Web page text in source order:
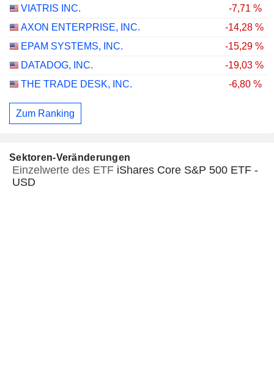
VIATRIS INC.
-7,71 %
AXON ENTERPRISE, INC.
-14,28 %
EPAM SYSTEMS, INC.
-15,29 %
DATADOG, INC.
-19,03 %
THE TRADE DESK, INC.
-6,80 %
Zum Ranking
Sektoren-Veränderungen
Einzelwerte des ETF iShares Core S&P 500 ETF -
USD